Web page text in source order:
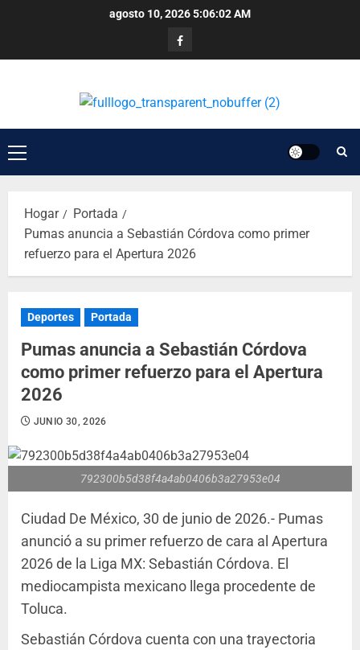
agosto 10, 20265:06:02 AM
Hogar
Portada
Pumas anuncia a Sebastián Córdova como primer
refuerzo para el Apertura 2026
Deportes Portada
Pumas anuncia a Sebastián Córdova
como primer refuerzo para el Apertura
2026
JUNIO 30, 2026
792300b5d38f4a4ab0406b3a27953e04
Ciudad De México, 30 de junio de 2026.- Pumas
anunció a su primer refuerzo de cara al Apertura
2026 de la Liga MX: Sebastián Córdova. El
mediocampista mexicano llega procedente de
Toluca.
Sebastián Córdova cuenta con una trayectoria